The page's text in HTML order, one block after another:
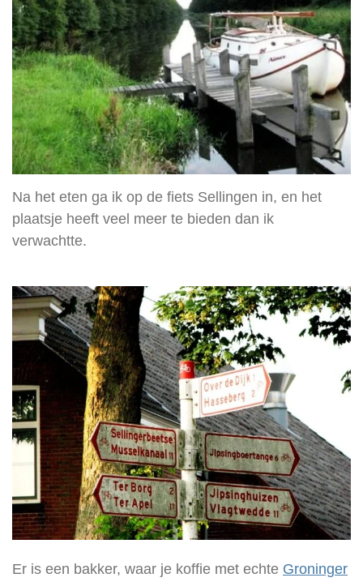
Na het eten ga ik op de fiets Sellingen in, en het
plaatsje heeft veel meer te bieden dan ik
verwachtte.
Er is een bakker, waar je koffie met echte Groninger